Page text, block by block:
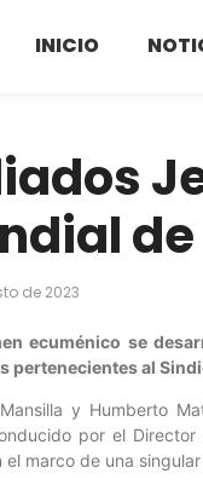
INICIO
de 2023
ecuménico se
pertenecientes al
y Humberto
por el
el marco de una